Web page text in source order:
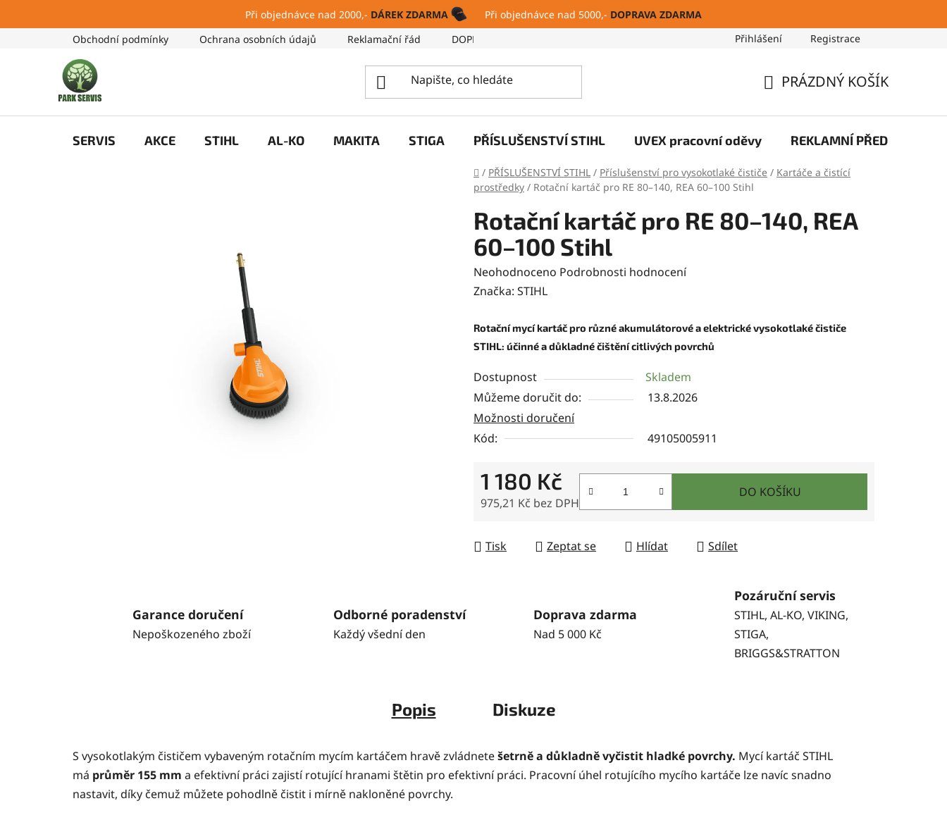
Při objednávce nad 2000,- DÁREK ZDARMA Při objednávce nad 5000,- DOPRAVA ZDARMA
Obchodní podmínky Ochrana osobních údajů Reklamační řád DOPRAVA A PLATBA Přihlášení Registrace
KOŠÍK
PRÁZDNÝ KOŠÍK
SERVIS AKCE STIHL AL-KO MAKITA STIGA PŘÍSLUŠENSTVÍ STIHL UVEX pracovní oděvy REKLAMNÍ PŘEDMĚTY
Domů
/ PŘÍSLUŠENSTVÍ STIHL / Příslušenství pro vysokotlaké čističe / Kartáče a čistící
prostředky / Rotační kartáč pro RE 80–140, REA 60–100 Stihl
Rotační kartáč pro RE 80–140, REA
60–100 Stihl
Průměrné
hodnocení
je
0,0
5
hvězdiček.
Neohodnoceno Podrobnosti hodnocení
Značka: STIHL
Rotační mycí kartáč pro různé akumulátorové a elektrické vysokotlaké čističe
STIHL: účinné a důkladné čištění citlivých povrchů
Dostupnost
Skladem
Můžeme doručit do:
13.8.2026
Možnosti doručení
Kód:
49105005911
1 180 Kč
975,21 Kč bez DPH
DO KOŠÍKU
Tisk Zeptat se Hlídat Sdílet
Garance doručení
Nepoškozeného zboží
Odborné poradenství
Každý všední den
Doprava zdarma
Nad 5 000 Kč
Pozáruční servis
STIHL, AL-KO, VIKING,
STIGA,
BRIGGS&STRATTON
Popis Diskuze
S vysokotlakým čističem vybaveným rotačním mycím kartáčem hravě zvládnetešetrně a důkladně vyčistit hladké povrchy. Mycí kartáč STIHL
má průměr 155 mm a efektivní práci zajistí rotující hranami štětin pro efektivní práci. Pracovní úhel rotujícího mycího kartáče lze navíc snadno
nastavit, díky čemuž můžete pohodlně čistit i mírně nakloněné povrchy.